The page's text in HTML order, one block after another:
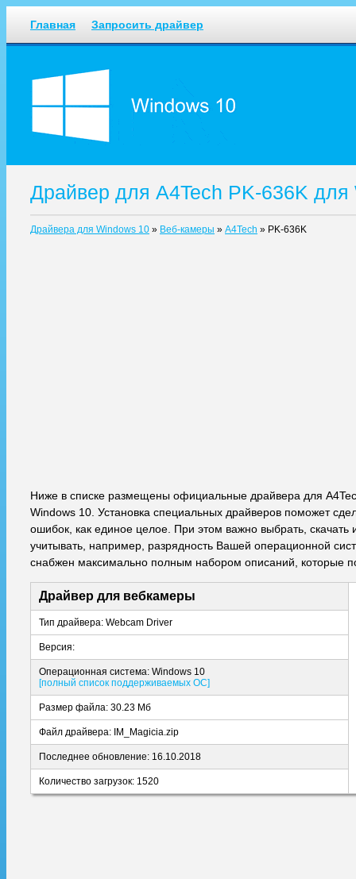
Главная Запросить драйвер
Драйвер для A4Tech PK-636K для
Драйвера для Windows 10 » Веб-камеры » A4Tech » PK-636K
Ниже в списке размещены официальные драйвера для
Windows 10. Установка специальных драйверов поможет
ошибок, как единое целое. При этом важно выбрать,
учитывать, например, разрядность Вашей операционной
снабжен максимально полным набором описаний, которые
Драйвер для вебкамеры
Тип драйвера: Webcam Driver
Версия:
Операционная система: Windows 10
[полный список поддерживаемых ОС]
Размер файла: 30.23 Мб
Файл драйвера: IM_Magicia.zip
Последнее обновление: 16.10.2018
Количество загрузок: 1520